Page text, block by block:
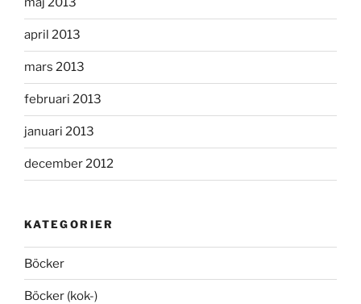
april 2013
mars 2013
februari 2013
januari 2013
december 2012
KATEGORIER
Böcker
Böcker (kok-)